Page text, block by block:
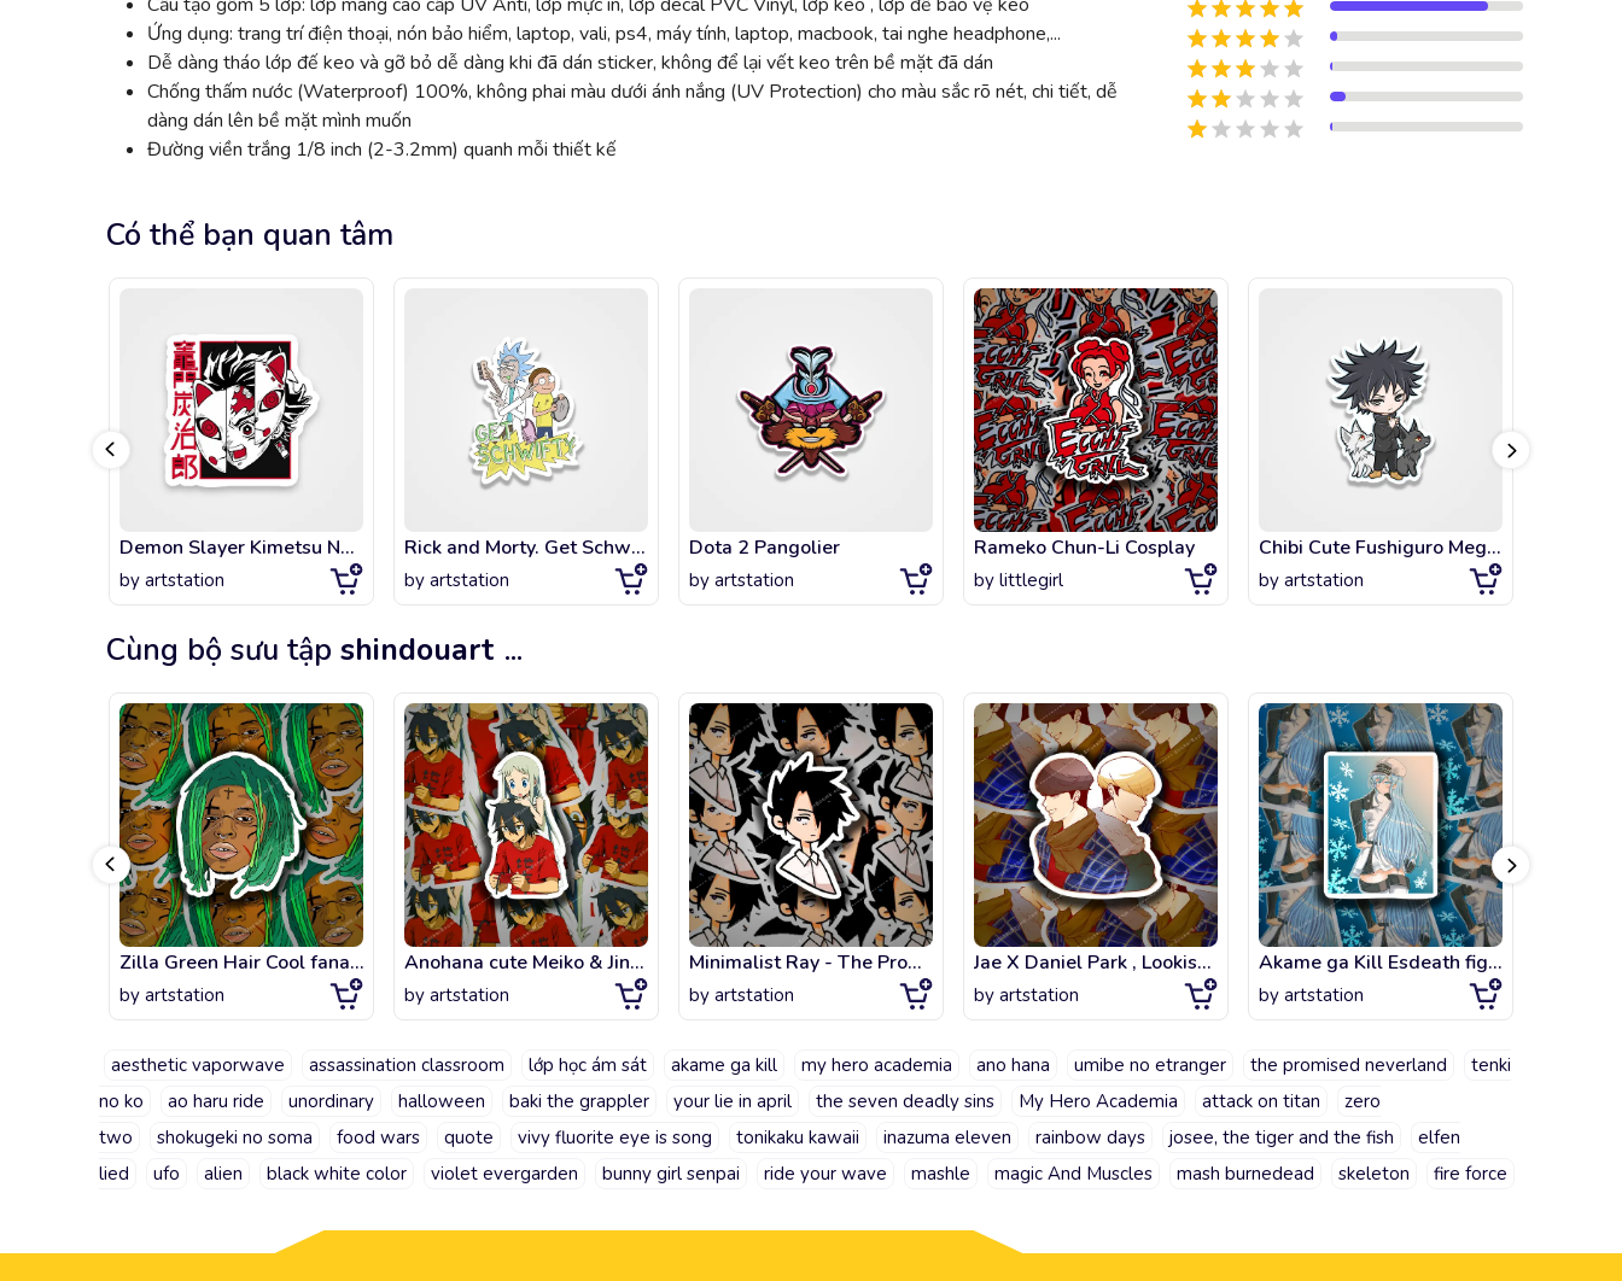
Ứng dụng: trang trí điện thoại, nón bảo hiểm, laptop, vali, ps4, máy tính, laptop, macbook, tai nghe headphone,...
Dễ dàng tháo lớp đế keo và gỡ bỏ dễ dàng khi đã dán sticker, không để lại vết keo trên bề mặt đã dán
Chống thấm nước (Waterproof) 100%, không phai màu dưới ánh nắng (UV Protection) cho màu sắc rõ nét, chi tiết, dễ
dàng dán lên bề mặt mình muốn
Đường viền trắng 1/8 inch (2-3.2mm) quanh mỗi thiết kế
Có thể bạn quan tâm
Demon Slayer Kimetsu No Yaiba
by artstation
Rick and Morty. Get Schwifty!
by artstation
Dota 2 Pangolier
by artstation
Rameko Chun-Li Cosplay
by littlegirl
Chibi Cute Fushiguro Megumi Wolves Jujutsu Kaisen
by artstation
Cùng bộ sưu tập shindouart ...
Zilla Green Hair Cool fanart
by artstation
Anohana cute Meiko & Jinta kawaii fanart
by artstation
Minimalist Ray - The Promised Neverland
by artstation
Jae X Daniel Park , Lookism fanart
by artstation
Akame ga Kill Esdeath fighting position
by artstation
aesthetic vaporwave assassination classroom lớp học ám sát akame ga kill my hero academia ano hana umibe no etranger the promised neverland
tenki
no ko
ao haru ride unordinary halloween baki the grappler your lie in april the seven deadly sins My Hero Academia attack on titan
zero
two
shokugeki no soma food wars quote vivy fluorite eye is song tonikaku kawaii inazuma eleven rainbow days josee, the tiger and the fish
elfen
lied
ufo alien black white color violet evergarden bunny girl senpai ride your wave mashle magic And Muscles mash burnedead skeleton fire force